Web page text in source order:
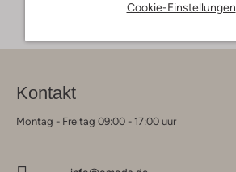
Cookie-Einstellungen
Kontakt
Montag - Freitag 09:00 - 17:00 uur